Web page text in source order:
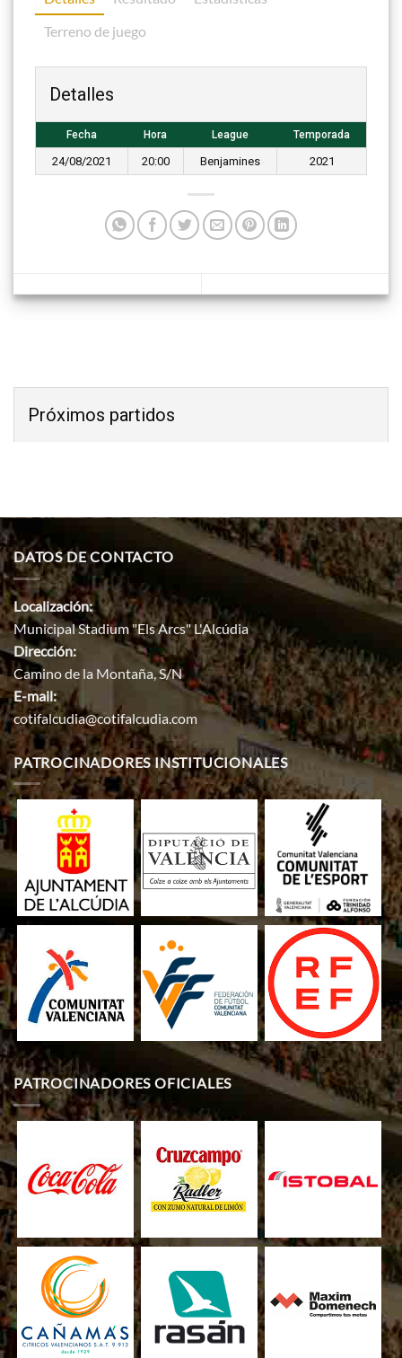
Terreno de juego
Detalles
Fecha Hora League Temporada
24/08/2021 20:00 Benjamines 2021
Próximos partidos
DATOS DE CONTACTO
Localización:
Municipal Stadium "Els Arcs" L'Alcúdia
Dirección:
Camino de la Montaña, S/N
E-mail:
cotifalcudia@cotifalcudia.com
PATROCINADORES INSTITUCIONALES
PATROCINADORES OFICIALES